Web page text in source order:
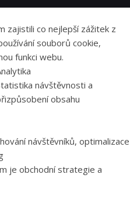
zajistili co nejlepší zážitek z
souborů cookie,
funkci webu.
návštěvnosti a
obsahu
návštěvníků, optimalizace
je obchodní strategie a